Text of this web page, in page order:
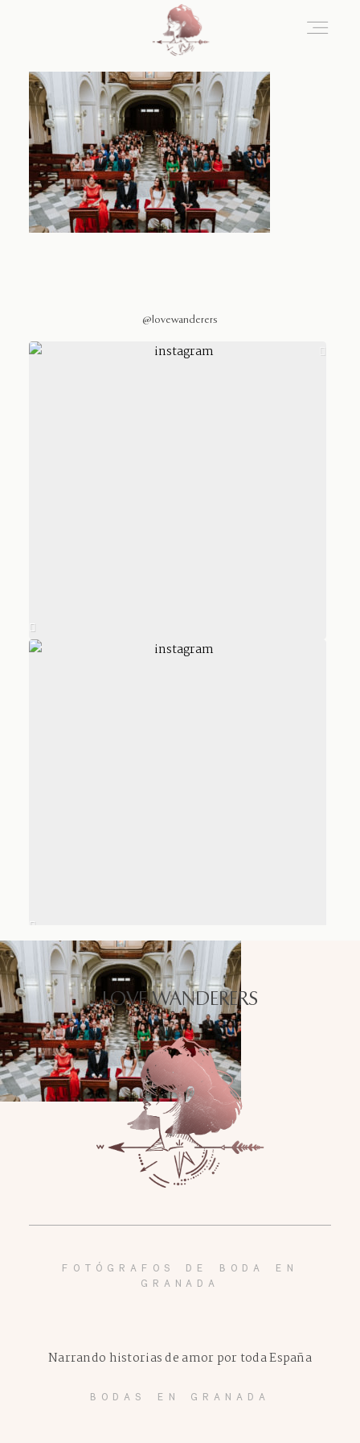
@lovewanderers
LOVE WANDERERS
FOTÓGRAFOS DE BODA EN
GRANADA
BODAS EN GRANADA
Narrando historias de amor por toda España
Home
Blog
Sobre Nosotros